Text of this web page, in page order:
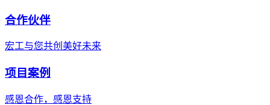
合作伙伴
宏工与您共创美好未来
项目案例
感恩合作，感恩支持